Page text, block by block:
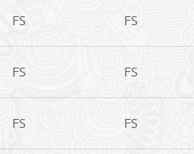
FS FS
FS FS
FS FS